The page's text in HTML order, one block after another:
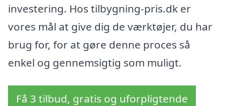
investering. Hos tilbygning-pris.dk er
vores mål at give dig de værktøjer, du har
brug for, for at gøre denne proces så
enkel og gennemsigtig som muligt.
Få 3 tilbud, gratis og uforpligtende